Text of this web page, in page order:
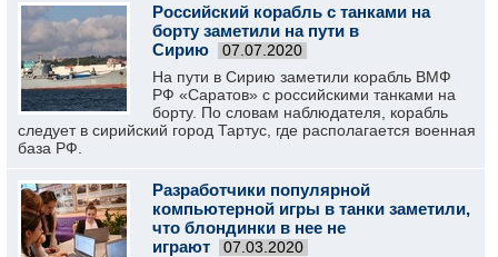
Российский корабль с танками на
борту заметили на пути в
Сирию
07.07.2020
На пути в Сирию заметили корабль ВМФ
РФ «Саратов» с российскими танками на
борту. По словам наблюдателя, корабль
следует в сирийский город Тартус, где располагается военная
база РФ.
Разработчики популярной
компьютерной игры в танки заметили,
что блондинки в нее не
играют
07.03.2020